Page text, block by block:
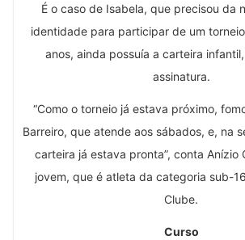
É o caso de Isabela, que precisou da
identidade para participar de um
anos, ainda possuía a carteira
assinatura.
“Como o torneio já estava próximo,
Barreiro, que atende aos sábados, e, na
carteira já estava pronta”, conta Anízio
jovem, que é atleta da categoria sub-
Clube.
Curso